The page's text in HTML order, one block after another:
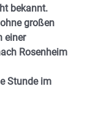
bekannt.
großen
einer
Rosenheim
Stunde im